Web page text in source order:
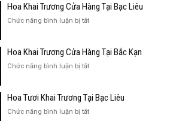
Liêu
Khai
Đẹp
Kạn
Hoa Khai Trương Cửa Hàng Tại Bạc Liêu
Chức năng bình luận bị tắtở
Trương
Hàng
Liêu
Hoa Khai Trương Cửa Hàng Tại Bắc Kạn
Chức năng bình luận bị tắtở
Trương
Hàng
Hoa Tươi Khai Trương Tại Bạc Liêu
Chức năng bình luận bị tắtở